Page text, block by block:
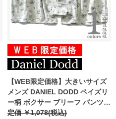
【WEB限定価格】大きいサイズ
メンズ DANIEL DODD ペイズリ
ー柄 ボクサー ブリーフ パンツ
肌着 下着 azup-219057
定価 ￥1,078(税込)